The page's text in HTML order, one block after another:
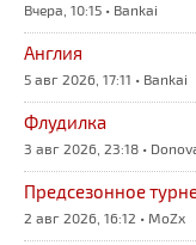
Вчера, 10:15 • Bankai
Англия
5 авг 2026, 17:11 • Bankai
Флудилка
3 авг 2026, 23:18 •
Предсезонное
2 авг 2026, 16:12 • MoZx